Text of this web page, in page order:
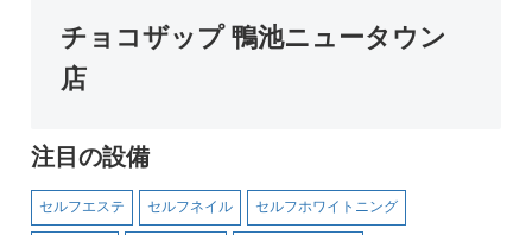
チョコザップ 鴨池ニュータウン
店
注目の設備
セルフエステ セルフネイル セルフホワイトニング